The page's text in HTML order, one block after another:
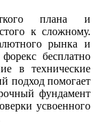
плана и
к сложному.
рынка и
бесплатно
в технические
подход помогает
фундамент
усвоенного